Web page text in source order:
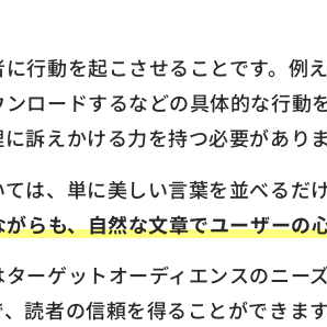
行動を起こさせることです。例
ロードするなどの具体的な行動
訴えかける力を持つ必要がありま
は、単に美しい言葉を並べるだ
らも、自然な文章でユーザーの
ーゲットオーディエンスのニー
読者の信頼を得ることができます